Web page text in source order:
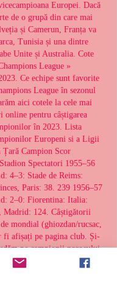
Europei. Dacă
de o grupă din care mai
și Camerun, Franța va
Tunisia și una dintre
Unite și Australia. Cote
League »
Ce echipe sunt favorite
League în sezonul
aici cotele la cele mai
online pentru câștigarea
în 2023. Lista
Europeni si a Ligii
Campion Scor
Spectatori 1955–56
4–3: Stade de Reims:
Paris: 38. 239 1956–57
2–0: Fiorentina: Italia:
Madrid: 124. Câștigătorii
mondial (ghiozdan/rucsac,
fi afișați pe pagina club. Și-
pe campionii norocului,
care au prim planul! Astfel,